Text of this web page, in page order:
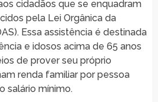
cidadãos que se enquadram
pela Lei Orgânica da
Essa assistência é destinada
e idosos acima de 65 anos
de prover seu próprio
renda familiar por pessoa
salário mínimo.